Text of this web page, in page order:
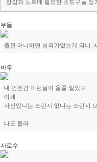
장갑과 노트에 필요한 소도구들 챙
우들
출전 아니하면 성의가없는게 되니.
바우
내 언젠간 이런날이 올줄 알았다.
이게
자신있다는 소린지 없다는 소린지
나도 몰라
사로수